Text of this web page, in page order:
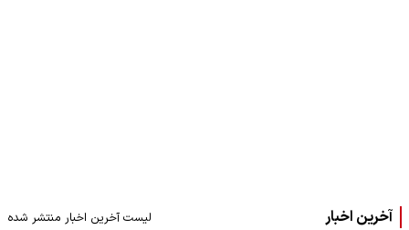
آخرین اخبار لیست آخرین اخبار منتشر شده